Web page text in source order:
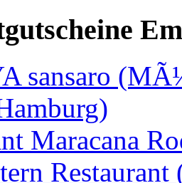
sansaro
Maracana
Restaurant